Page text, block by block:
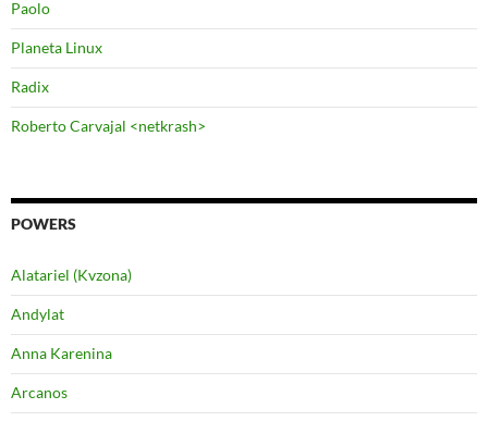
Paolo
Planeta Linux
Radix
Roberto Carvajal <netkrash>
POWERS
Alatariel (Kvzona)
Andylat
Anna Karenina
Arcanos